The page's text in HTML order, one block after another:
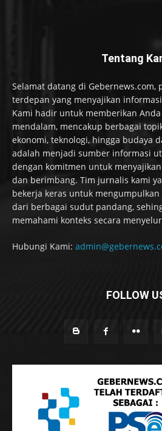
Tentang
Selamat datang di Gebernews.com,
terdepan yang menyajikan
Kami hadir untuk memberikan
mendalam, mencakup berbagai
ekonomi, teknologi, hingga budaya
adalah menjadi sumber informasi
dengan komitmen untuk
dan berimbang. Tim jurnalis kami
bekerja keras untuk
dari berbagai sudut pandang,
memahami konteks secara
Hubungi Kami:
FOLLOW